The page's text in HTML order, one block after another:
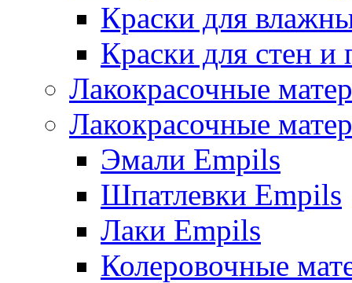
Краски для
Краски для стен и
Лакокрасочные
Лакокрасочные
Эмали Empils
Шпатлевки Empils
Лаки Empils
Колеровочные